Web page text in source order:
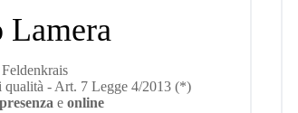
Lamera
qualità - Art. 7 Legge 4/2013 (*)
eonline